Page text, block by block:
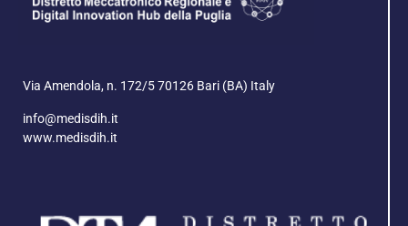
Via Amendola, n. 172/5 70126 Bari (BA) Italy
info@medisdih.it
www.medisdih.it